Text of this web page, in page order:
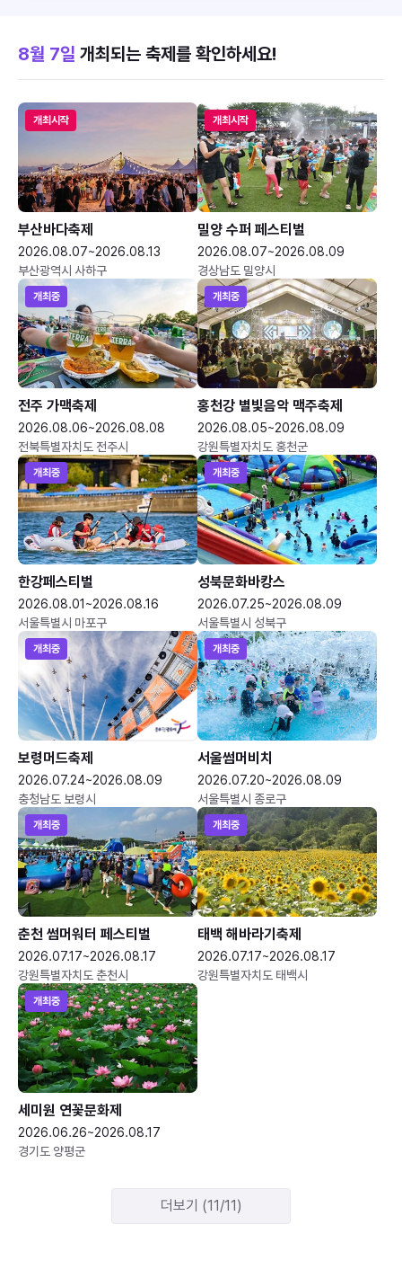
8월 7일 개최되는 축제를 확인하세요!
개최시작
부산바다축제
2026.08.07~2026.08.13
부산광역시 사하구
개최시작
밀양 수퍼 페스티벌
2026.08.07~2026.08.09
경상남도 밀양시
개최중
전주 가맥축제
2026.08.06~2026.08.08
전북특별자치도 전주시
개최중
홍천강 별빛음악 맥주축제
2026.08.05~2026.08.09
강원특별자치도 홍천군
개최중
한강페스티벌
2026.08.01~2026.08.16
서울특별시 마포구
개최중
성북문화바캉스
2026.07.25~2026.08.09
서울특별시 성북구
개최중
보령머드축제
2026.07.24~2026.08.09
충청남도 보령시
개최중
서울썸머비치
2026.07.20~2026.08.09
서울특별시 종로구
개최중
춘천 썸머워터 페스티벌
2026.07.17~2026.08.17
강원특별자치도 춘천시
개최중
태백 해바라기축제
2026.07.17~2026.08.17
강원특별자치도 태백시
개최중
세미원 연꽃문화제
2026.06.26~2026.08.17
경기도 양평군
더보기 (11/11)